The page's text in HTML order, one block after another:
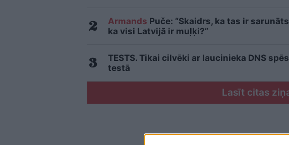
Armands Puče: “Skaidrs, ka tas ir
ka visi Latvijā ir muļķi?”
TESTS. Tikai cilvēki ar laucinieka DNS
testā
Lasīt citas